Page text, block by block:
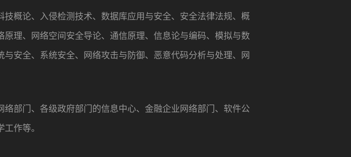
概论、入侵检测技术、数据库应用与安全、安全法律法规、概
理、网络空间安全导论、通信原理、信息论与编码、模拟与数
安全、系统安全、网络攻击与防御、恶意代码分析与处理、网
部门、各级政府部门的信息中心、金融企业网络部门、软件公
作等。